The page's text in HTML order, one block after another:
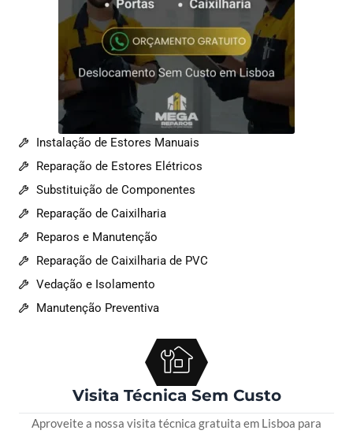
Instalação de Estores Manuais
Reparação de Estores Elétricos
Substituição de Componentes
Reparação de Caixilharia
Reparos e Manutenção
Reparação de Caixilharia de PVC
Vedação e Isolamento
Manutenção Preventiva
Visita Técnica Sem Custo
Aproveite a nossa visita técnica gratuita em Lisboa para